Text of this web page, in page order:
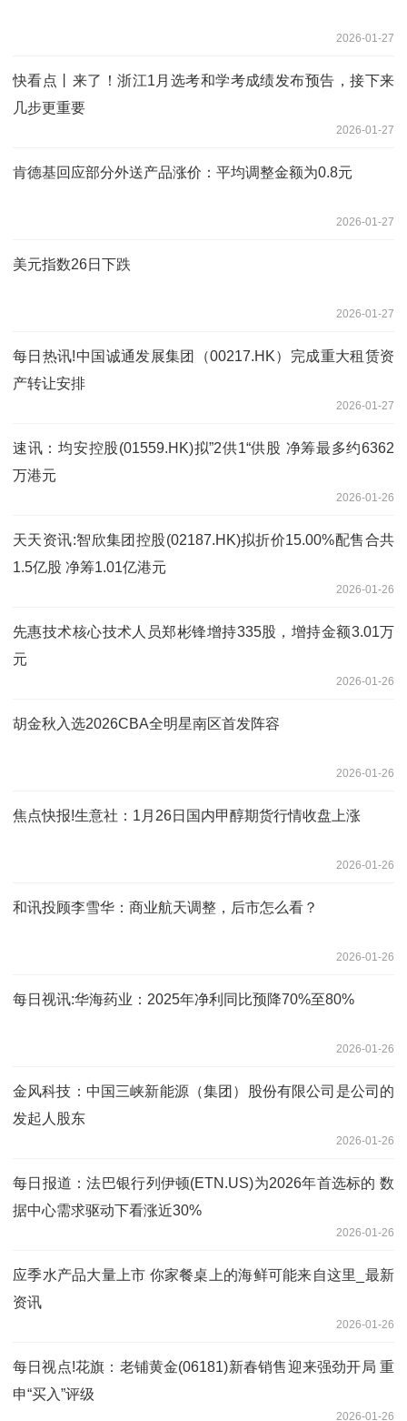
2026-01-27
快看点丨来了！浙江1月选考和学考成绩发布预告，接下来
几步更重要
2026-01-27
肯德基回应部分外送产品涨价：平均调整金额为0.8元
2026-01-27
美元指数26日下跌
2026-01-27
每日热讯!中国诚通发展集团（00217.HK）完成重大租赁资
产转让安排
2026-01-27
速讯：均安控股(01559.HK)拟”2供1“供股 净筹最多约6362
万港元
2026-01-26
天天资讯:智欣集团控股(02187.HK)拟折价15.00%配售合共
1.5亿股 净筹1.01亿港元
2026-01-26
先惠技术核心技术人员郑彬锋增持335股，增持金额3.01万
元
2026-01-26
胡金秋入选2026CBA全明星南区首发阵容
2026-01-26
焦点快报!生意社：1月26日国内甲醇期货行情收盘上涨
2026-01-26
和讯投顾李雪华：商业航天调整，后市怎么看？
2026-01-26
每日视讯:华海药业：2025年净利同比预降70%至80%
2026-01-26
金风科技：中国三峡新能源（集团）股份有限公司是公司的
发起人股东
2026-01-26
每日报道：法巴银行列伊顿(ETN.US)为2026年首选标的 数
据中心需求驱动下看涨近30%
2026-01-26
应季水产品大量上市 你家餐桌上的海鲜可能来自这里_最新
资讯
2026-01-26
每日视点!花旗：老铺黄金(06181)新春销售迎来强劲开局 重
申“买入”评级
2026-01-26